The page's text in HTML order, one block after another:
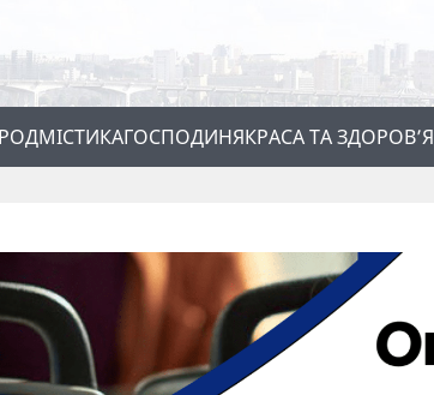
МІСТИКАГОСПОДИНЯКРАСА ТА ЗДОРОВ’Я